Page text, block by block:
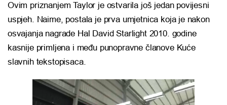
Ovim priznanjem Taylor je ostvarila još jedan povijesni
uspjeh. Naime, postala je prva umjetnica koja je nakon
osvajanja nagrade Hal David Starlight 2010. godine
kasnije primljena i među punopravne članove Kuće
slavnih tekstopisaca.